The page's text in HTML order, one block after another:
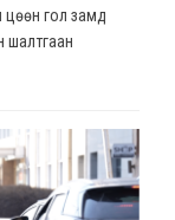
цөөн гол замд
шалтгаан